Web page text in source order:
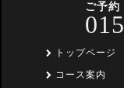
ご予約
トップページ
コース案内